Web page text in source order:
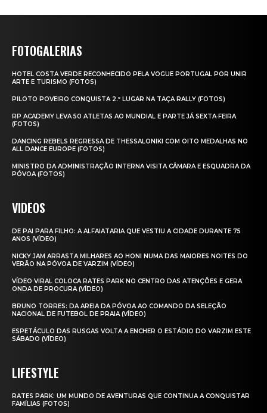
FOTOGALERIAS
HOTEL COSTA VERDE RECONHECIDO PELA VOGUE PORTUGAL POR UNIR
ARTE E TURISMO (FOTOS)
PILOTO POVEIRO CONQUISTA 2.º LUGAR NA TAÇA RALLY (FOTOS)
RP ACADEMY LEVA 50 ATLETAS AO MUNDIAL E PARTE JÁ SEXTA‑FEIRA
(FOTOS)
DANCING REBELS REGRESSA DE THESSALONIKI COM OITO MEDALHAS NO
ALL DANCE EUROPE (FOTOS)
MINISTRO DA ADMINISTRAÇÃO INTERNA VISITA CÂMARA E ESQUADRA DA
PÓVOA (FOTOS)
VIDEOS
DE PAI PARA FILHO: A ALFAIATARIA QUE VESTIU A CIDADE DURANTE 75
ANOS (VÍDEO)
NICKY JAM ARRASTA MILHARES AO HONI NUMA DAS MAIORES NOITES DO
VERÃO NA PÓVOA DE VARZIM (VÍDEO)
VÍDEO VIRAL COLOCA RATES PARK NO CENTRO DAS ATENÇÕES E GERA
ONDA DE PROCURA (VÍDEO)
BRUNO TORRES: DA AREIA DA PÓVOA AO COMANDO DA SELEÇÃO
NACIONAL DE FUTEBOL DE PRAIA (VÍDEO)
ESPETÁCULO DAS RUSGAS VOLTA A ENCHER O ESTÁDIO DO VARZIM ESTE
SÁBADO (VÍDEO)
LIFESTYLE
RATES PARK: UM MUNDO DE AVENTURAS QUE CONTINUA A CONQUISTAR
FAMÍLIAS (FOTOS)